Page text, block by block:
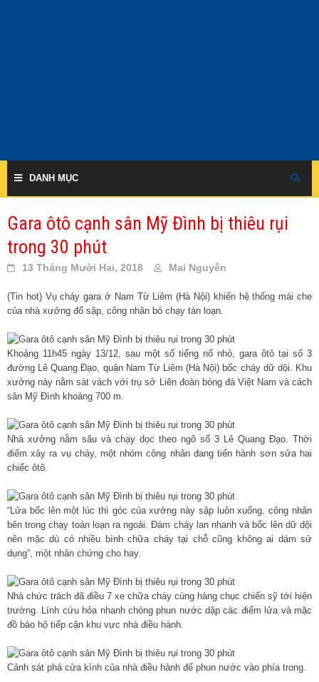
DANH MỤC
Gara ôtô cạnh sân Mỹ Đình bị thiêu rụi
trong 30 phút
13 Tháng Mười Hai, 2018 Mai Nguyễn
(Tin hot) Vụ cháy gara ở Nam Từ Liêm (Hà Nội) khiến hệ thống mái che
của nhà xưởng đổ sập, công nhân bỏ chạy tán loạn.
Khoảng 11h45 ngày 13/12, sau một số tiếng nổ nhỏ, gara ôtô tại số 3
đường Lê Quang Đạo, quận Nam Từ Liêm (Hà Nội) bốc cháy dữ dội. Khu
xưởng này nằm sát vách với trụ sở Liên đoàn bóng đá Việt Nam và cách
sân Mỹ Đình khoảng 700 m.
Nhà xưởng nằm sâu và chạy dọc theo ngõ số 3 Lê Quang Đạo. Thời
điểm xảy ra vụ cháy, một nhóm công nhân đang tiến hành sơn sửa hai
chiếc ôtô.
“Lửa bốc lên một lúc thì góc của xưởng này sập luôn xuống, công nhân
bên trong chạy toán loạn ra ngoài. Đám cháy lan nhanh và bốc lên dữ dội
nên mặc dù có nhiều bình chữa cháy tại chỗ cũng không ai dám sử
dụng”, một nhân chứng cho hay.
Nhà chức trách đã điều 7 xe chữa cháy cùng hàng chục chiến sỹ tới hiện
trường. Lính cứu hỏa nhanh chóng phun nước dập các điểm lửa và mặc
đồ bảo hộ tiếp cận khu vực nhà điều hành.
Cảnh sát phá cửa kính của nhà điều hành để phun nước vào phía trong.